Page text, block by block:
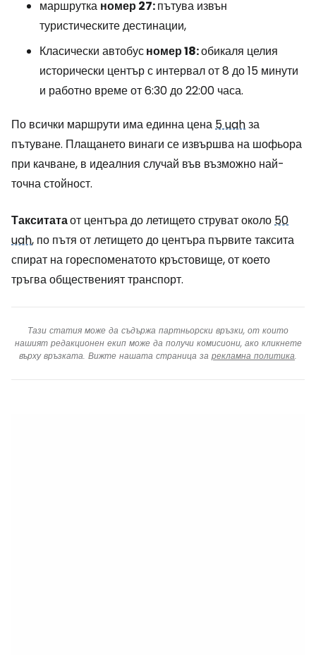
маршрутка номер 27:пътува извън
туристическите дестинации,
Класически автобусномер 18:обикаля целия
исторически център с интервал от 8 до 15 минути
и работно време от 6:30 до 22:00 часа.
По всички маршрути има единна цена5 uahза
пътуване. Плащането винаги се извършва на шофьора
при качване, в идеалния случай във възможно най-
точна стойност.
Такситатаот центъра до летището струват около50
uah, по пътя от летището до центъра първите таксита
спират на гореспоменатото кръстовище, от което
тръгва общественият транспорт.
Тази статия може да съдържа партньорски връзки, от които
нашият редакционен екип може да получи комисиони, ако кликнете
върху връзката. Вижте нашата страница за рекламна политика.